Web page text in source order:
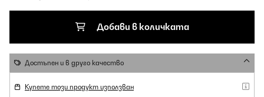
Добави в количката
Достъпен и в друго качество
Купете този продукт използван